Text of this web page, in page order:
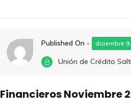
Published On - diciembre
Unión de Crédito
Financieros Noviembre